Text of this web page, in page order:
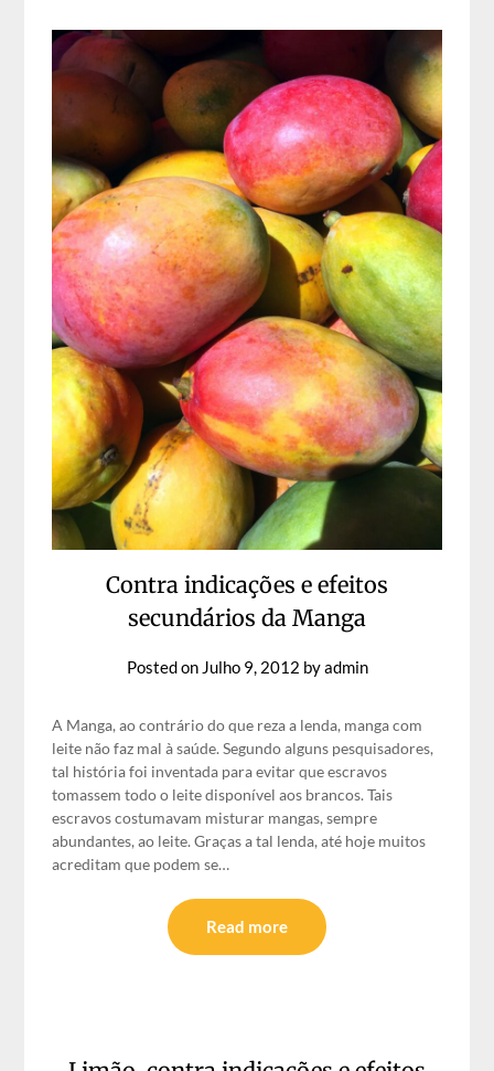
Contra indicações e efeitos
secundários da Manga
Posted on Julho 9, 2012 byadmin
A Manga, ao contrário do que reza a lenda, manga com
leite não faz mal à saúde. Segundo alguns pesquisadores,
tal história foi inventada para evitar que escravos
tomassem todo o leite disponível aos brancos. Tais
escravos costumavam misturar mangas, sempre
abundantes, ao leite. Graças a tal lenda, até hoje muitos
acreditam que podem se…
Read more